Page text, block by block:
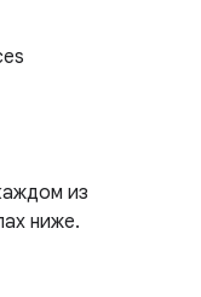
из
ниже.